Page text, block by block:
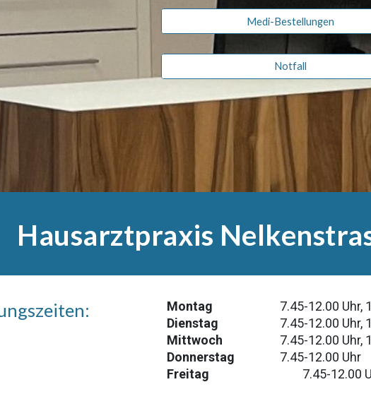
Medi-Bestellungen
Notfall
Hausarztpraxis
Montag
7.45-12.00 Uhr,
Dienstag
7.45-12.00 Uhr,
Mittwoch
7.45-12.00 Uhr,
Donnerstag
7.45-12.00 Uhr
Freitag
7.45-12.00